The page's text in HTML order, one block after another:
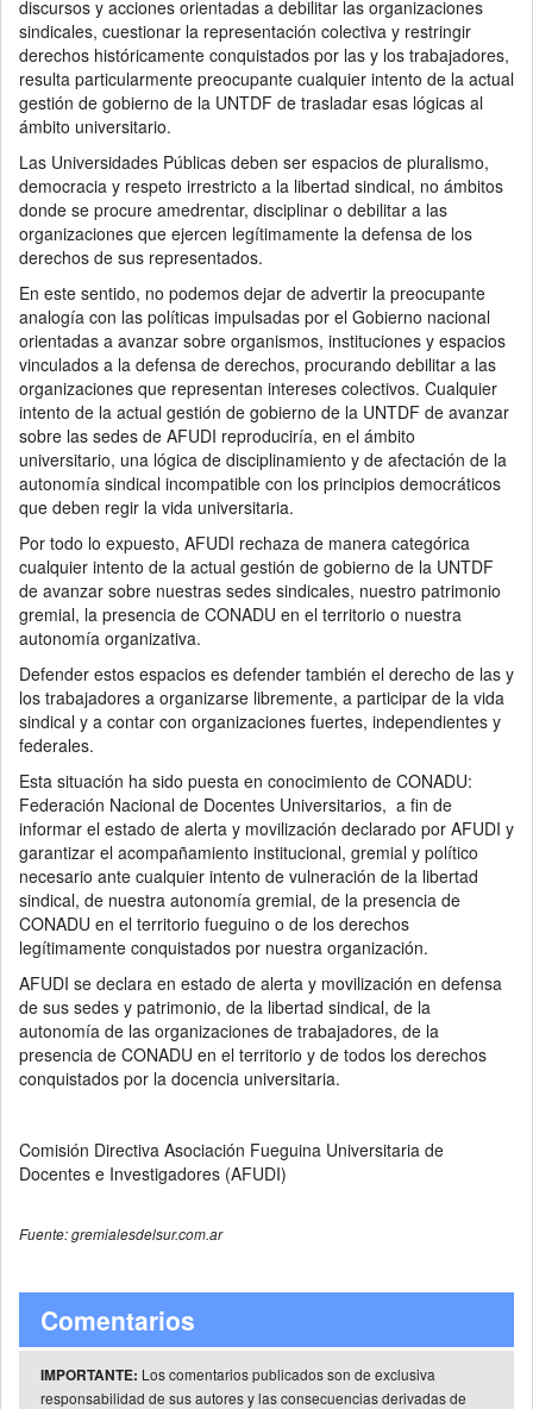
discursos y acciones orientadas a debilitar las organizaciones
sindicales, cuestionar la representación colectiva y restringir
derechos históricamente conquistados por las y los trabajadores,
resulta particularmente preocupante cualquier intento de la actual
gestión de gobierno de la UNTDF de trasladar esas lógicas al
ámbito universitario.
Las Universidades Públicas deben ser espacios de pluralismo,
democracia y respeto irrestricto a la libertad sindical, no ámbitos
donde se procure amedrentar, disciplinar o debilitar a las
organizaciones que ejercen legítimamente la defensa de los
derechos de sus representados.
En este sentido, no podemos dejar de advertir la preocupante
analogía con las políticas impulsadas por el Gobierno nacional
orientadas a avanzar sobre organismos, instituciones y espacios
vinculados a la defensa de derechos, procurando debilitar a las
organizaciones que representan intereses colectivos. Cualquier
intento de la actual gestión de gobierno de la UNTDF de avanzar
sobre las sedes de AFUDI reproduciría, en el ámbito
universitario, una lógica de disciplinamiento y de afectación de la
autonomía sindical incompatible con los principios democráticos
que deben regir la vida universitaria.
Por todo lo expuesto, AFUDI rechaza de manera categórica
cualquier intento de la actual gestión de gobierno de la UNTDF
de avanzar sobre nuestras sedes sindicales, nuestro patrimonio
gremial, la presencia de CONADU en el territorio o nuestra
autonomía organizativa.
Defender estos espacios es defender también el derecho de las y
los trabajadores a organizarse libremente, a participar de la vida
sindical y a contar con organizaciones fuertes, independientes y
federales.
Esta situación ha sido puesta en conocimiento de CONADU:
Federación Nacional de Docentes Universitarios, a fin de
informar el estado de alerta y movilización declarado por AFUDI y
garantizar el acompañamiento institucional, gremial y político
necesario ante cualquier intento de vulneración de la libertad
sindical, de nuestra autonomía gremial, de la presencia de
CONADU en el territorio fueguino o de los derechos
legítimamente conquistados por nuestra organización.
AFUDI se declara en estado de alerta y movilización en defensa
de sus sedes y patrimonio, de la libertad sindical, de la
autonomía de las organizaciones de trabajadores, de la
presencia de CONADU en el territorio y de todos los derechos
conquistados por la docencia universitaria.
Comisión Directiva Asociación Fueguina Universitaria de
Docentes e Investigadores (AFUDI)
Fuente: gremialesdelsur.com.ar
Comentarios
IMPORTANTE: Los comentarios publicados son de exclusiva
responsabilidad de sus autores y las consecuencias derivadas de